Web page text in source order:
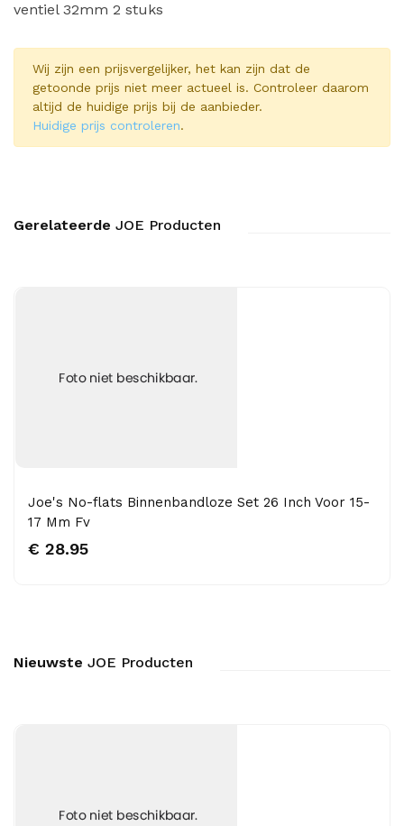
ventiel 32mm 2 stuks
Wij zijn een prijsvergelijker, het kan zijn dat de
getoonde prijs niet meer actueel is. Controleer daarom
altijd de huidige prijs bij de aanbieder.
Huidige prijs controleren.
Gerelateerde JOE Producten
Joe's No-flats Binnenbandloze Set 26 Inch Voor 15-
17 Mm Fv
€ 28.95
Nieuwste JOE Producten